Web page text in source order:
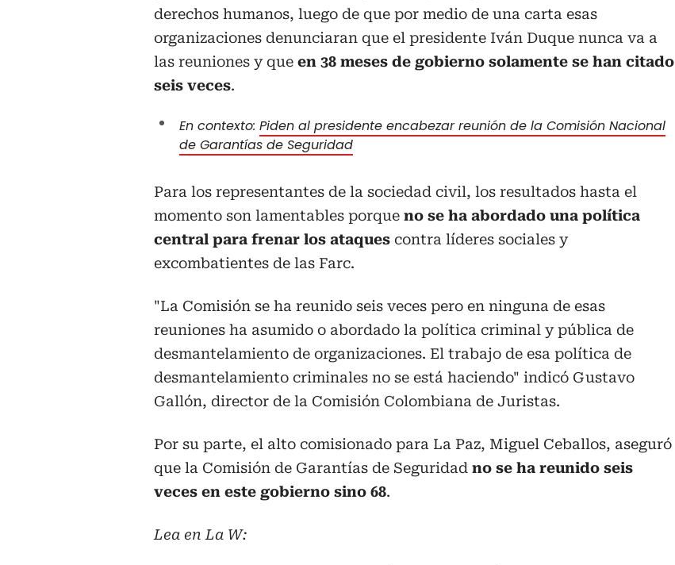
derechos humanos, luego de que por medio de una carta esas
organizaciones denunciaran que el presidente Iván Duque nunca va a
las reuniones y que en 38 meses de gobierno solamente se han citado
seis veces.
En contexto: Piden al presidente encabezar reunión de la Comisión Nacional
de Garantías de Seguridad
Para los representantes de la sociedad civil, los resultados hasta el
momento son lamentables porque no se ha abordado una política
central para frenar los ataques contra líderes sociales y
excombatientes de las Farc.
"La Comisión se ha reunido seis veces pero en ninguna de esas
reuniones ha asumido o abordado la política criminal y pública de
desmantelamiento de organizaciones. El trabajo de esa política de
desmantelamiento criminales no se está haciendo" indicó Gustavo
Gallón, director de la Comisión Colombiana de Juristas.
Por su parte, el alto comisionado para La Paz, Miguel Ceballos, aseguró
que la Comisión de Garantías de Seguridad no se ha reunido seis
veces en este gobierno sino 68.
Lea en La W: